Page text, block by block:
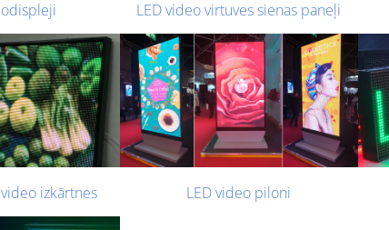
LED video virtuves sienas paneļi
izkārtnes LED video piloni